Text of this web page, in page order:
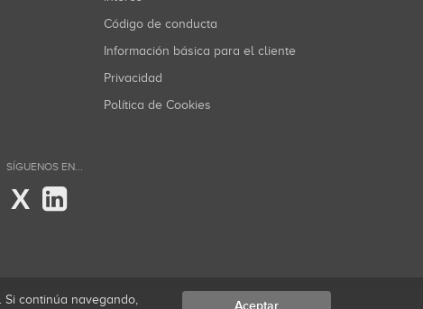
Código de conducta
Información básica para el cliente
Privacidad
Política de Cookies
SÍGUENOS EN...
X
continúa navegando, Aceptar